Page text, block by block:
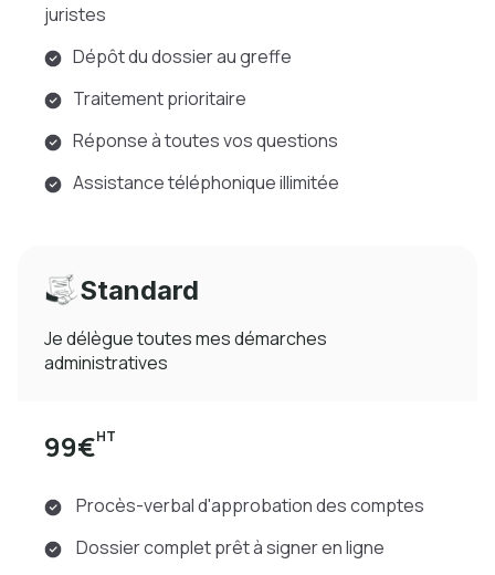
juristes
Dépôt du dossier au greffe
Traitement prioritaire
Réponse à toutes vos questions
Assistance téléphonique illimitée
Standard
Je délègue toutes mes démarches
administratives
99€HT
Procès-verbal d'approbation des comptes
Dossier complet prêt à signer en ligne